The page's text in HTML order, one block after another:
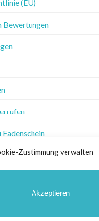
Zustimmung verwalten
Akzeptieren
(EU)
Bewertungen